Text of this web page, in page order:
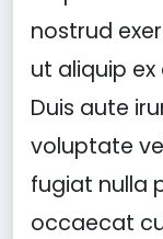
nostrud
ut aliquip
Duis aute
voluptate
fugiat nulla
occaecat